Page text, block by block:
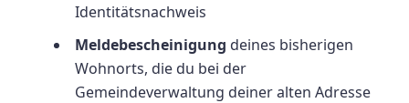
Identitätsnachweis
Meldebescheinigung deines bisherigen
Wohnorts, die du bei der
Gemeindeverwaltung deiner alten Adresse